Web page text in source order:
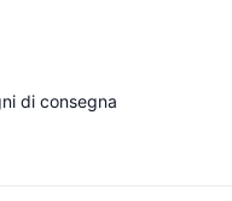
di consegna